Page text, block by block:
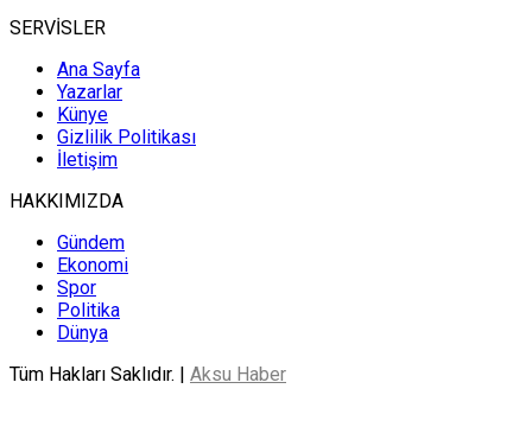
SERVİSLER
Ana Sayfa
Yazarlar
Künye
Gizlilik Politikası
İletişim
HAKKIMIZDA
Gündem
Ekonomi
Spor
Politika
Dünya
Tüm Hakları Saklıdır. | Aksu Haber